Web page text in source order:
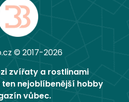
© 2017-2026
zvířaty a rostlinami
nejoblíbenější hobby
vůbec.